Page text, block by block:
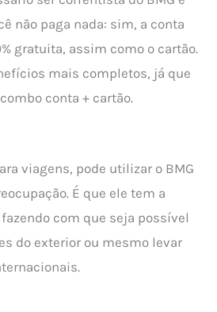
não paga nada: sim, a conta
gratuita, assim como o cartão.
mais completos, já que
conta + cartão.
viagens, pode utilizar o BMG
É que ele tem a
com que seja possível
do exterior ou mesmo levar